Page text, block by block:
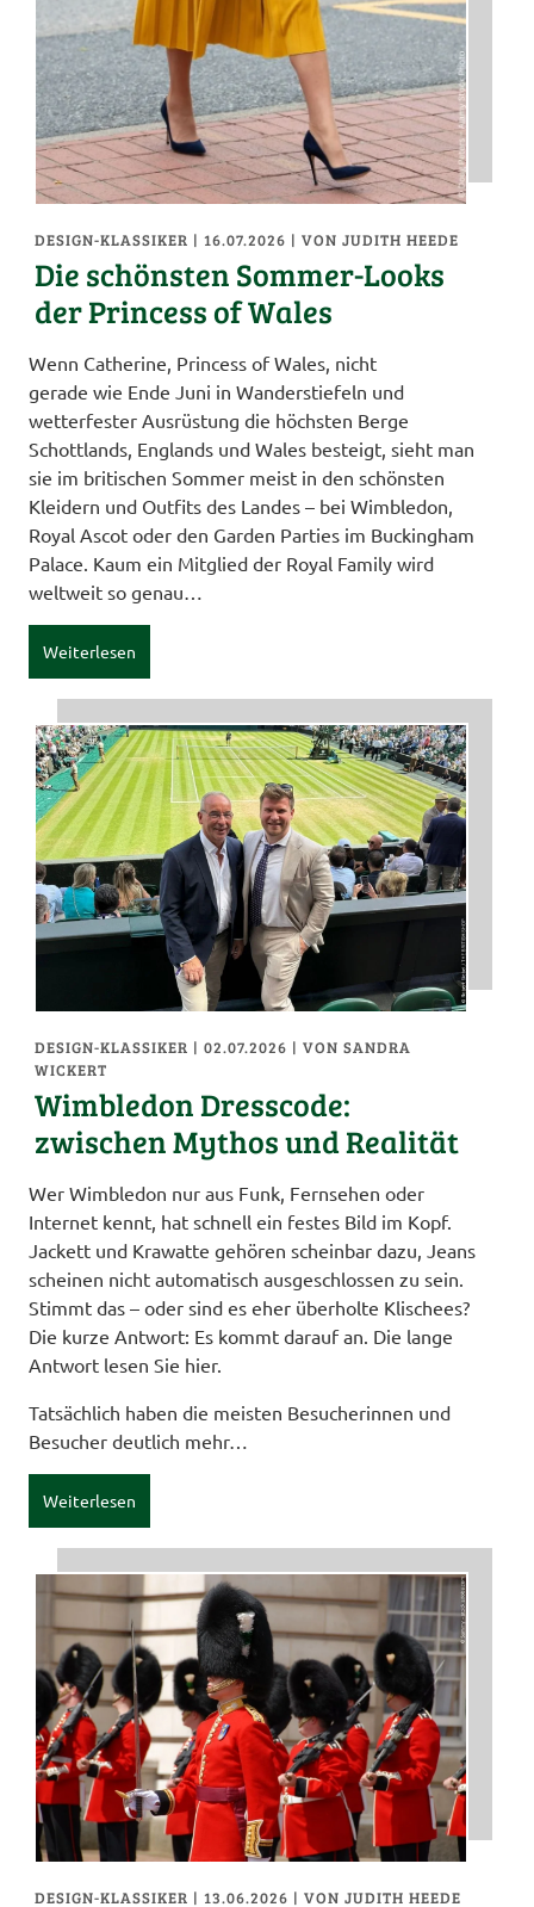
DESIGN-KLASSIKER | 16.07.2026 | VON JUDITH HEEDE
Die schönsten Sommer-Looks
der Princess of Wales
Wenn Catherine, Princess of Wales, nicht
gerade wie Ende Juni in Wanderstiefeln und
wetterfester Ausrüstung die höchsten Berge
Schottlands, Englands und Wales besteigt, sieht man
sie im britischen Sommer meist in den schönsten
Kleidern und Outfits des Landes – bei Wimbledon,
Royal Ascot oder den Garden Parties im Buckingham
Palace. Kaum ein Mitglied der Royal Family wird
weltweit so genau…
Weiterlesen
DESIGN-KLASSIKER | 02.07.2026 | VON SANDRA
WICKERT
Wimbledon Dresscode:
zwischen Mythos und Realität
Wer Wimbledon nur aus Funk, Fernsehen oder
Internet kennt, hat schnell ein festes Bild im Kopf.
Jackett und Krawatte gehören scheinbar dazu, Jeans
scheinen nicht automatisch ausgeschlossen zu sein.
Stimmt das – oder sind es eher überholte Klischees?
Die kurze Antwort: Es kommt darauf an. Die lange
Antwort lesen Sie hier.
Tatsächlich haben die meisten Besucherinnen und
Besucher deutlich mehr…
Weiterlesen
DESIGN-KLASSIKER | 13.06.2026 | VON JUDITH HEEDE